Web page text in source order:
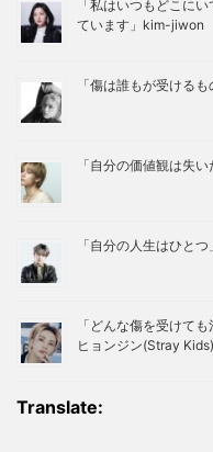
「私はいつもどこに
ています」kim-jiwon
「傷は誰もが受ける
「自分の価値観は失
「自分の人生はひと
「どんな傷を受けて
ヒョンジン(Stray Kids)
Translate: